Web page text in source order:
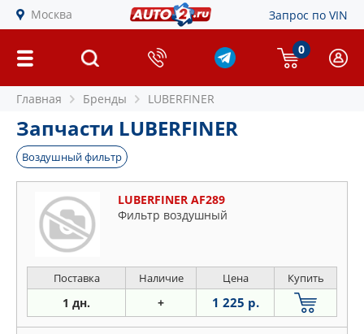
Москва Запрос по VIN
0
Главная Бренды LUBERFINER
Запчасти LUBERFINER
Воздушный фильтр
LUBERFINER AF289
Фильтр воздушный
Поставка Наличие Цена Купить
1 дн. + 1 225 р.